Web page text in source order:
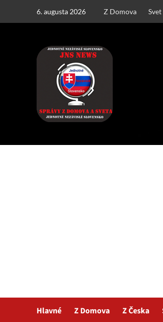
6. augusta 2026 Z Domova Svet
Hlavné Z Domova Z Česka